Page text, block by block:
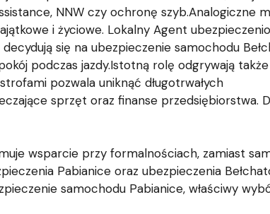
NNW czy ochronę szyb.Analogiczne
i życiowe. Lokalny Agent
się na ubezpieczenie samochodu
podczas jazdy.Istotną rolę odgrywają także
pozwala uniknąć długotrwałych
sprzęt oraz finanse przedsiębiorstwa.
wsparcie przy formalnościach, zamiast
Pabianice oraz ubezpieczenia
samochodu Pabianice, właściwy